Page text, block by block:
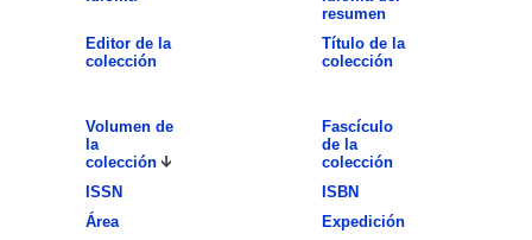
resumen
Editor de la
colección
Título de la
colección
Volumen de
la
colección
Fascículo
de la
colección
ISSN
ISBN
Área
Expedición